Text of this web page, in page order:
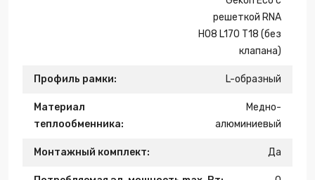
решеткой RNA
H08 L170 T18 (без
клапана)
Профиль рамки: L-образный
Материал
теплообменника:
Медно-
алюминиевый
Монтажный комплект: Да